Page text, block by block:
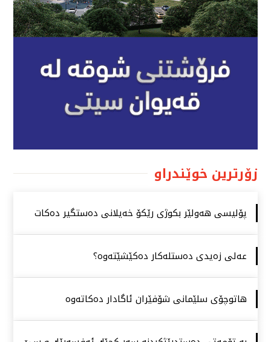
زۆرترین خوێندراو
پۆلیسی هەولێر بكوژی رێكۆ خەیلانی دەستگیر دەكات
عەلی زەیدی دەستلەكار دەكێشێتەوە؟
هاتوچۆی سلێمانی شۆفێران ئاگادار دەكاتەوە